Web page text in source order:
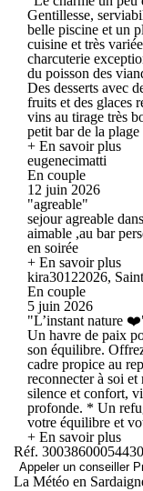
Gentillesse,
belle piscine et un
cuisine et très
charcuterie
du poisson des
Des desserts avec
fruits et des glaces
vins au tirage très
petit bar de la
+ En savoir plus
eugenecimatti
En couple
12 juin 2026
"agreable"
sejour agreable
aimable ,au bar
en soirée
+ En savoir plus
kira30122026,
En couple
5 juin 2026
"L’instant nature
Un havre de paix
son équilibre.
cadre propice au
reconnecter à soi
silence et confort,
profonde. * Un
votre équilibre et
+ En savoir plus
Réf.
Appeler un conseiller
La Météo en